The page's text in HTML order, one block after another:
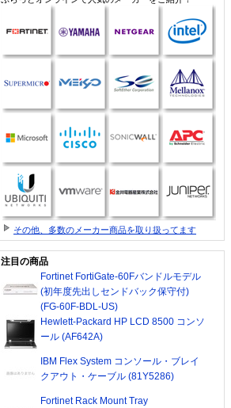
その他、多数のメーカー商品を取り扱ってます
注目の商品
Fortinet FortiGate-60Fバンドルモデル
(初年度先出しセンドバック保守付)
(FG-60F-BDL-US)
Hewlett-Packard HP LCD 8500 コンソ
ール (AF642A)
IBM Flex System コンソール・ブレイ
クアウト・ケーブル (81Y5286)
Fortinet Rack Mount Tray